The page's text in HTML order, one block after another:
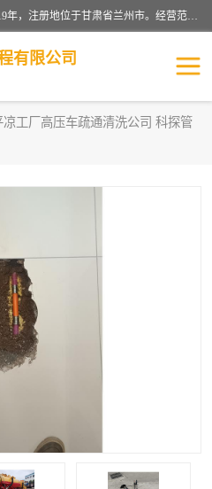
甘肃科探管道工程有限公司成立于2019年，注册地位于甘肃省兰州市。经营范围包括管道安装、清洗、疏通、维修、检测，防水工程，工程钻孔，化粪池清理，暖气安装，给排水管道安装维修，室内外管道如消防、供水、供热管道漏水检测定位，室内外防水堵漏等。
有限公司
凉工厂高压车疏通清洗公司 科探管